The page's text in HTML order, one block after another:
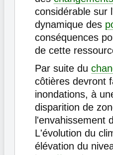
considérable sur
dynamique des
conséquences
de cette
Par suite du
côtières devront
inondations, à
disparition de
l'envahissement
L'évolution du
élévation du